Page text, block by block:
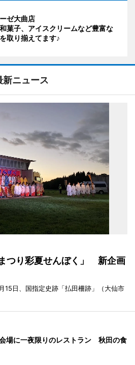
ゼ大曲店
菓子、アイスクリームなど豊富な
取り揃えてます♪
新ニュース
つり彩夏せんぼく」 新企画
15日、国指定史跡「払田柵跡」（大仙市
場に一夜限りのレストラン 秋田の食